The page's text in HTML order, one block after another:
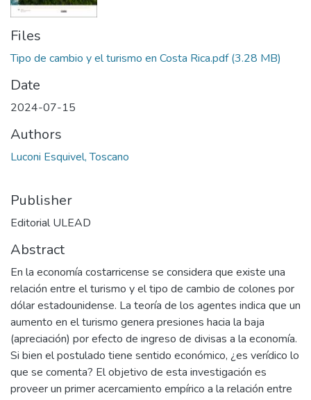
Files
Tipo de cambio y el turismo en Costa Rica.pdf(3.28 MB)
Date
2024-07-15
Authors
Luconi Esquivel, Toscano
Publisher
Editorial ULEAD
Abstract
En la economía costarricense se considera que existe una
relación entre el turismo y el tipo de cambio de colones por
dólar estadounidense. La teoría de los agentes indica que un
aumento en el turismo genera presiones hacia la baja
(apreciación) por efecto de ingreso de divisas a la economía.
Si bien el postulado tiene sentido económico, ¿es verídico lo
que se comenta? El objetivo de esta investigación es
proveer un primer acercamiento empírico a la relación entre